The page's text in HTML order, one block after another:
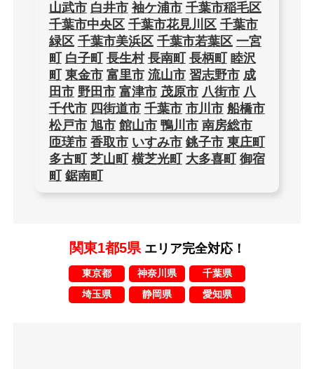
山武市 白井市 袖ケ浦市 千葉市稲毛区
千葉市中央区 千葉市花見川区 千葉市
緑区 千葉市美浜区 千葉市若葉区 一宮
町
白子町 長生村 長南町 長柄町
睦沢
町
東金市 富里市 流山市 習志野市 成
田市 野田市 富津市 茂原市 八街市 八
千代市 四街道市 千葉市 市川市 船橋市
松戸市 旭市 館山市 鴨川市 南房総市
匝瑳市 香取市 いすみ市 銚子市 東庄町
多古町
芝山町 横芝光町 大多喜町
御宿
町
鋸南町
関東1都5県 エリア完全対応！
東京都 神奈川県
千葉県
埼玉県
静岡県 愛知県